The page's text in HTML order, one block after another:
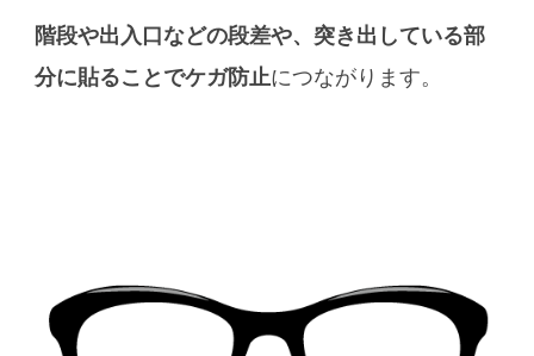
階段や出入口などの段差や、突き出している部
分に貼ることでケガ防止につながります。